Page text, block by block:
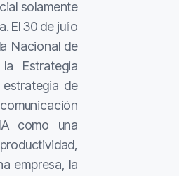
solamente
El 30 de julio
Nacional de
Estrategia
de
como una
empresa, la